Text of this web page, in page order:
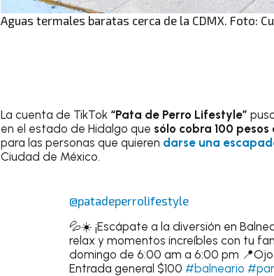
Aguas termales baratas cerca de la CDMX. Foto:
La cuenta de TikTok “Pata de Perro Lifestyle”
en el estado de Hidalgo que sólo cobra 100
para las personas que quieren darse una
Ciudad de México.
@patadeperrolifestyle
💦☀️ ¡Escápate a la diversión en
relax y momentos increíbles con tu
domingo de 6:00 am a 6:00 pm
Entrada general $100 #balneario